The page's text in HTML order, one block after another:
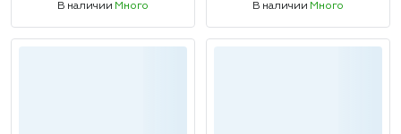
В наличии Много В наличии Много